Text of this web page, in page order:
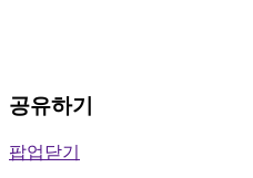
공유하기
팝업닫기